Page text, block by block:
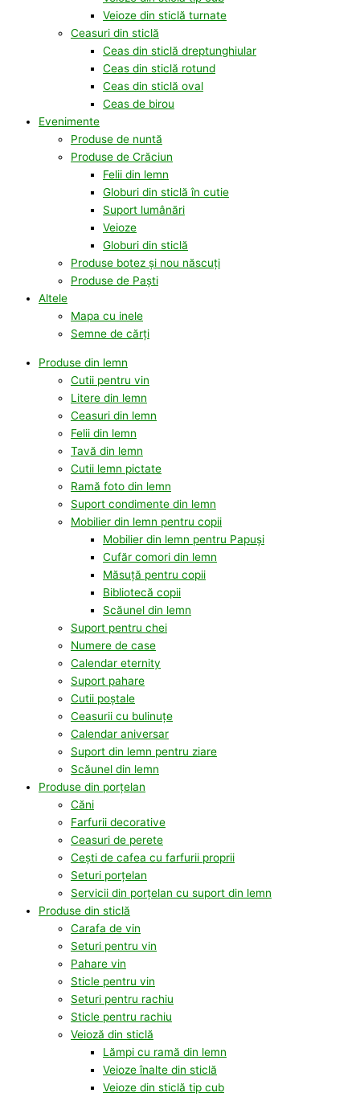
Veioze din sticlă turnate
Ceasuri din sticlă
Ceas din sticlă dreptunghiular
Ceas din sticlă rotund
Ceas din sticlă oval
Ceas de birou
Evenimente
Produse de nuntă
Produse de Crăciun
Felii din lemn
Globuri din sticlă în cutie
Suport lumânări
Veioze
Globuri din sticlă
Produse botez și nou născuți
Produse de Paști
Altele
Mapa cu inele
Semne de cărți
Produse din lemn
Cutii pentru vin
Litere din lemn
Ceasuri din lemn
Felii din lemn
Tavă din lemn
Cutii lemn pictate
Ramă foto din lemn
Suport condimente din lemn
Mobilier din lemn pentru copii
Mobilier din lemn pentru Papuși
Cufăr comori din lemn
Măsuță pentru copii
Bibliotecă copii
Scăunel din lemn
Suport pentru chei
Numere de case
Calendar eternity
Suport pahare
Cutii poștale
Ceasurii cu bulinuțe
Calendar aniversar
Suport din lemn pentru ziare
Scăunel din lemn
Produse din porțelan
Căni
Farfurii decorative
Ceasuri de perete
Cești de cafea cu farfurii proprii
Seturi porțelan
Servicii din porțelan cu suport din lemn
Produse din sticlă
Carafa de vin
Seturi pentru vin
Pahare vin
Sticle pentru vin
Seturi pentru rachiu
Sticle pentru rachiu
Veioză din sticlă
Lămpi cu ramă din lemn
Veioze înalte din sticlă
Veioze din sticlă tip cub